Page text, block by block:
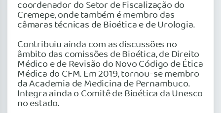
coordenador do Setor de Fiscalização do
Cremepe, onde também é membro das
câmaras técnicas de Bioética e de Urologia.
Contribuiu ainda com as discussões no
âmbito das comissões de Bioética, de Direito
Médico e de Revisão do Novo Código de Ética
Médica do CFM. Em 2019, tornou-se membro
da Academia de Medicina de Pernambuco.
Integra ainda o Comitê de Bioética da Unesco
no estado.